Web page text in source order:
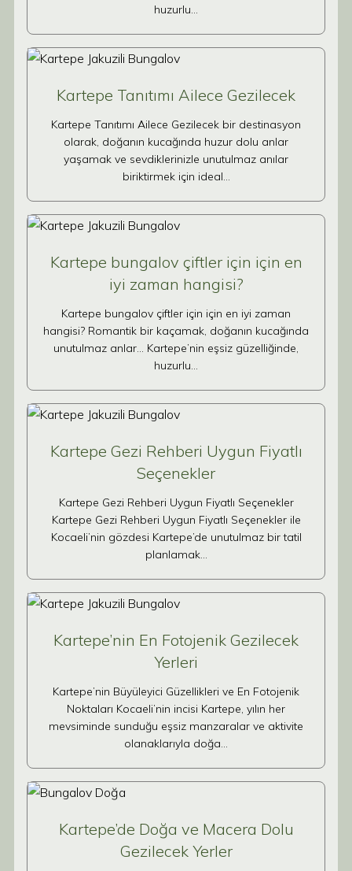
huzurlu…
Kartepe Tanıtımı Ailece Gezilecek
Kartepe Tanıtımı Ailece Gezilecek bir destinasyon
olarak, doğanın kucağında huzur dolu anlar
yaşamak ve sevdiklerinizle unutulmaz anılar
biriktirmek için ideal…
Kartepe bungalov çiftler için için en
iyi zaman hangisi?
Kartepe bungalov çiftler için için en iyi zaman
hangisi? Romantik bir kaçamak, doğanın kucağında
unutulmaz anlar… Kartepe’nin eşsiz güzelliğinde,
huzurlu…
Kartepe Gezi Rehberi Uygun Fiyatlı
Seçenekler
Kartepe Gezi Rehberi Uygun Fiyatlı Seçenekler
Kartepe Gezi Rehberi Uygun Fiyatlı Seçenekler ile
Kocaeli’nin gözdesi Kartepe’de unutulmaz bir tatil
planlamak…
Kartepe’nin En Fotojenik Gezilecek
Yerleri
Kartepe’nin Büyüleyici Güzellikleri ve En Fotojenik
Noktaları Kocaeli’nin incisi Kartepe, yılın her
mevsiminde sunduğu eşsiz manzaralar ve aktivite
olanaklarıyla doğa…
Kartepe’de Doğa ve Macera Dolu
Gezilecek Yerler